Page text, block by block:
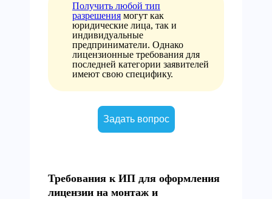
Получить любой тип
разрешения могут как
юридические лица, так и
индивидуальные
предприниматели. Однако
лицензионные требования для
последней категории заявителей
имеют свою специфику.
Задать вопрос
Требования к ИП для оформления
лицензии на монтаж и